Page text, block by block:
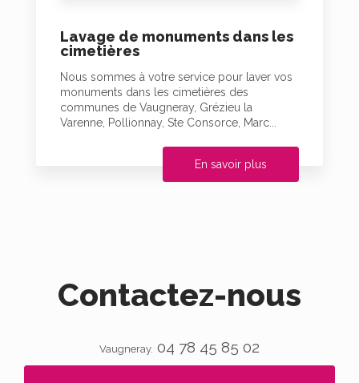
Lavage de monuments dans les
cimetières
Nous sommes à votre service pour laver vos
monuments dans les cimetières des
communes de Vaugneray, Grézieu la
Varenne, Pollionnay, Ste Consorce, Marc...
En savoir plus
Contactez-nous
Vaugneray. 04 78 45 85 02